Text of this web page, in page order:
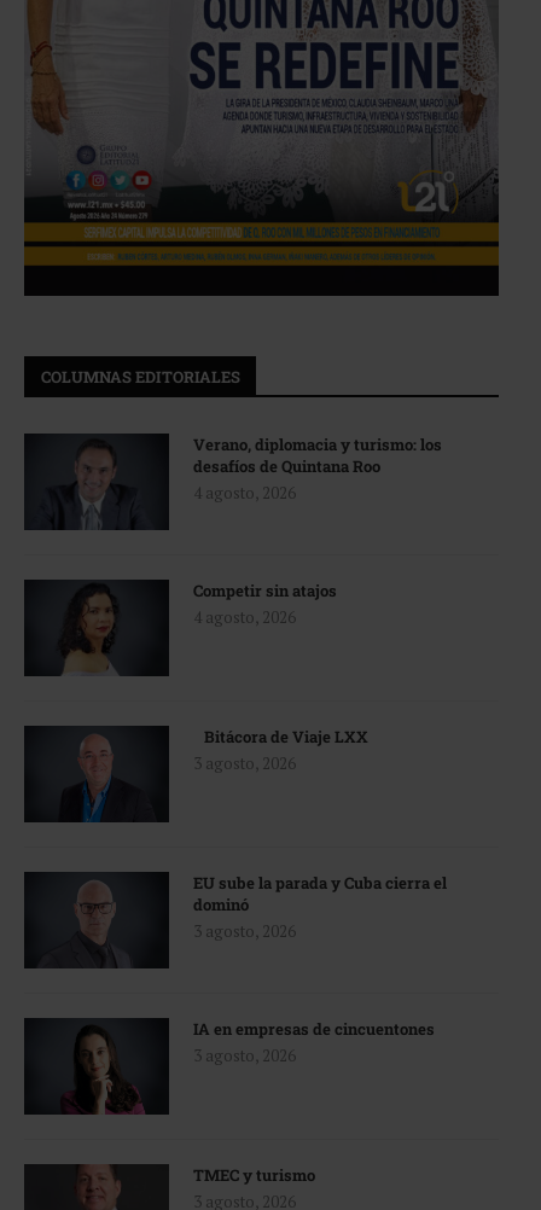
COLUMNAS EDITORIALES
Verano, diplomacia y turismo: los
desafíos de Quintana Roo
4 agosto, 2026
Competir sin atajos
4 agosto, 2026
Bitácora de Viaje LXX
3 agosto, 2026
EU sube la parada y Cuba cierra el
dominó
3 agosto, 2026
IA en empresas de cincuentones
3 agosto, 2026
TMEC y turismo
3 agosto, 2026